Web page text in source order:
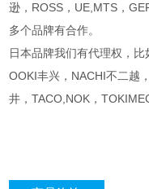
逊，ROSS，UE,MTS，
多个品牌有合作。
日本品牌我们有代理权，
OOKI丰兴，NACHI不二越
井，TACO,NOK，